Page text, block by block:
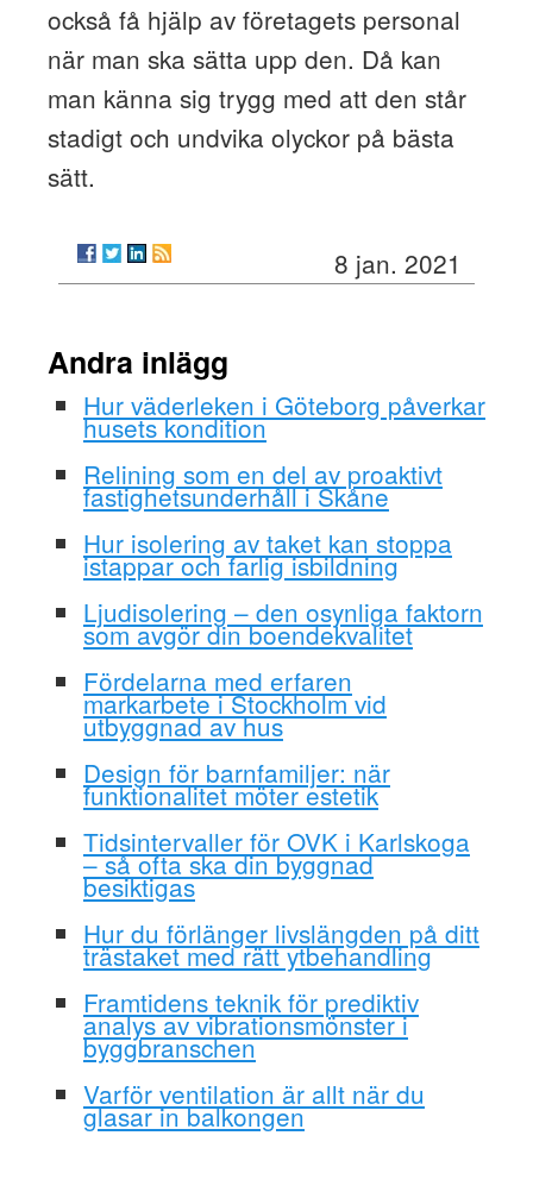
också få hjälp av företagets personal
när man ska sätta upp den. Då kan
man känna sig trygg med att den står
stadigt och undvika olyckor på bästa
sätt.
8 jan. 2021
Andra inlägg
Hur väderleken i Göteborg påverkar
husets kondition
Relining som en del av proaktivt
fastighetsunderhåll i Skåne
Hur isolering av taket kan stoppa
istappar och farlig isbildning
Ljudisolering – den osynliga faktorn
som avgör din boendekvalitet
Fördelarna med erfaren
markarbete i Stockholm vid
utbyggnad av hus
Design för barnfamiljer: när
funktionalitet möter estetik
Tidsintervaller för OVK i Karlskoga
– så ofta ska din byggnad
besiktigas
Hur du förlänger livslängden på ditt
trästaket med rätt ytbehandling
Framtidens teknik för prediktiv
analys av vibrationsmönster i
byggbranschen
Varför ventilation är allt när du
glasar in balkongen